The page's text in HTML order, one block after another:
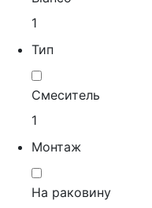
1
Тип
Смеситель
1
Монтаж
На раковину